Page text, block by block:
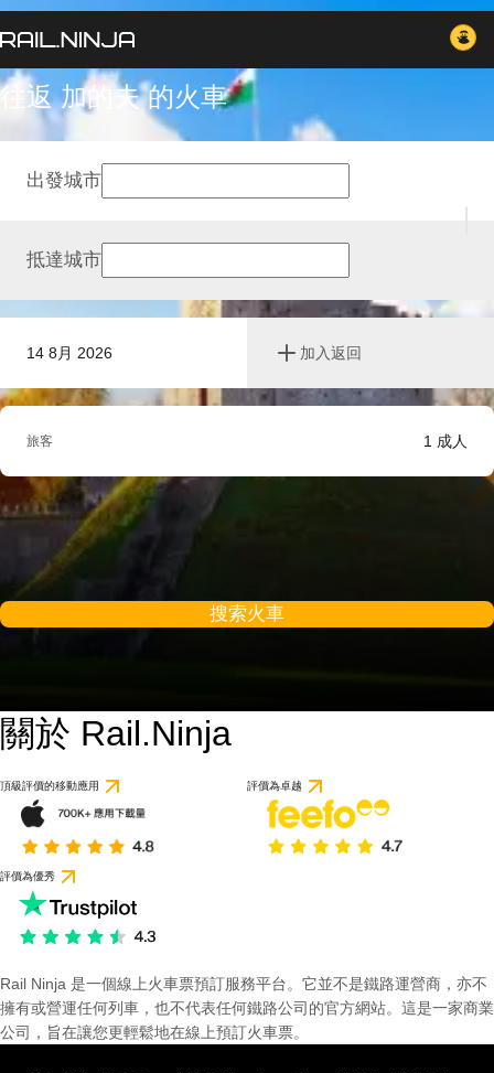
往返 加的夫 的火車
14 8月 2026 加入返回
出發城市
抵達城市
旅客 1 成人
搜索火車
關於 Rail.Ninja
頂級評價的移動應用 評價為卓越
評價為優秀
Rail Ninja 是一個線上火車票預訂服務平台。它並不是鐵路運營商，亦不
擁有或營運任何列車，也不代表任何鐵路公司的官方網站。這是一家商業
公司，旨在讓您更輕鬆地在線上預訂火車票。